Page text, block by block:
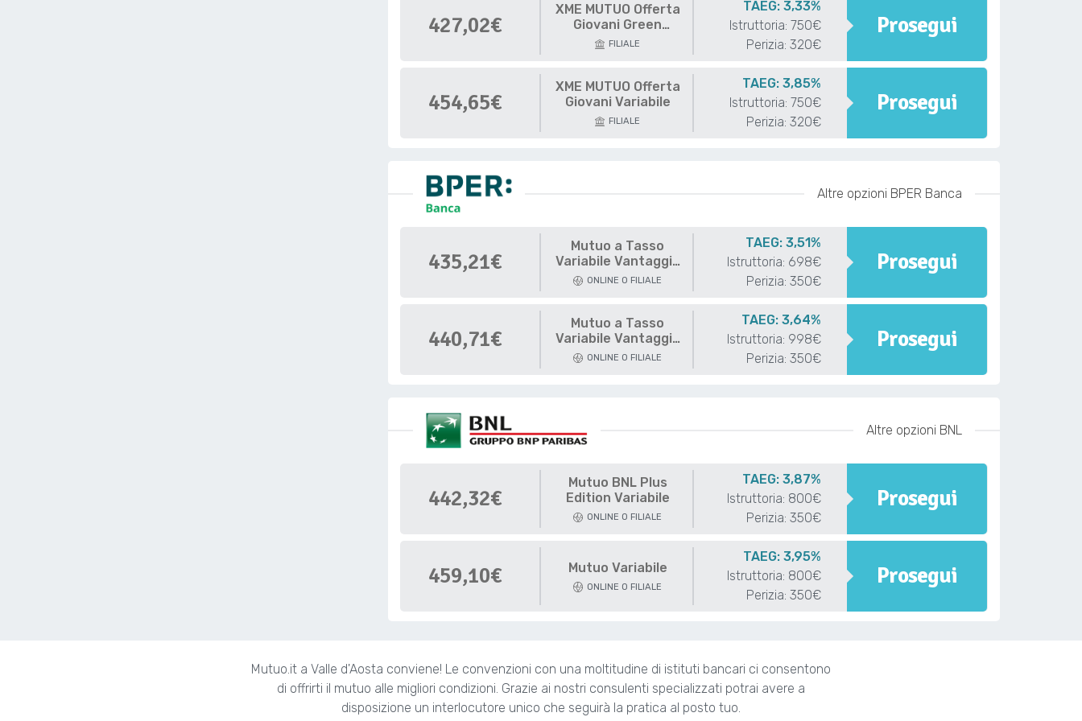
427,02€
XME MUTUO Offerta
Giovani Green
Variabile
FILIALE
TAEG: 3,33%
Istruttoria: 750€
Perizia: 320€
Prosegui
454,65€
XME MUTUO Offerta
Giovani Variabile
FILIALE
TAEG: 3,85%
Istruttoria: 750€
Perizia: 320€
Prosegui
Altre opzioni BPER Banca
435,21€
Mutuo a Tasso
Variabile Vantaggio
Opzione Green
ONLINE O FILIALE
TAEG: 3,51%
Istruttoria: 698€
Perizia: 350€
Prosegui
440,71€
Mutuo a Tasso
Variabile Vantaggio
Opzione
ONLINE O FILIALE
TAEG: 3,64%
Istruttoria: 998€
Perizia: 350€
Prosegui
Altre opzioni BNL
442,32€
Mutuo BNL Plus
Edition Variabile
ONLINE O FILIALE
TAEG: 3,87%
Istruttoria: 800€
Perizia: 350€
Prosegui
459,10€ Mutuo Variabile
ONLINE O FILIALE
TAEG: 3,95%
Istruttoria: 800€
Perizia: 350€
Prosegui
Mutuo.it a Valle d'Aosta conviene! Le convenzioni con una moltitudine di istituti bancari ci consentono
di offrirti il mutuo alle migliori condizioni. Grazie ai nostri consulenti specializzati potrai avere a
disposizione un interlocutore unico che seguirà la pratica al posto tuo.